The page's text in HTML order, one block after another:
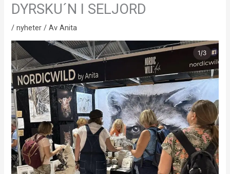
DYRSKU´N I SELJORD
/nyheter / Av Anita